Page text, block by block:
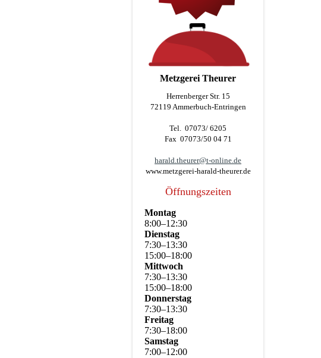
Metzgerei Theurer
Herrenberger Str. 15
72119 Ammerbuch-Entringen
Tel. 07073/ 6205
Fax 07073/50 04 71
harald.theurer@t-online.de
www.metzgerei-harald-theurer.de
Öffnungszeiten
Montag
8:00–12:30
Dienstag
7:30–13:30
15:00–18:00
Mittwoch
7:30–13:30
15:00–18:00
Donnerstag
7:30–13:30
Freitag
7:30–18:00
Samstag
7:00–12:00